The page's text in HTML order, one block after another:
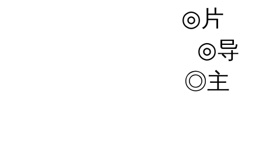
◎片
◎导
◎主